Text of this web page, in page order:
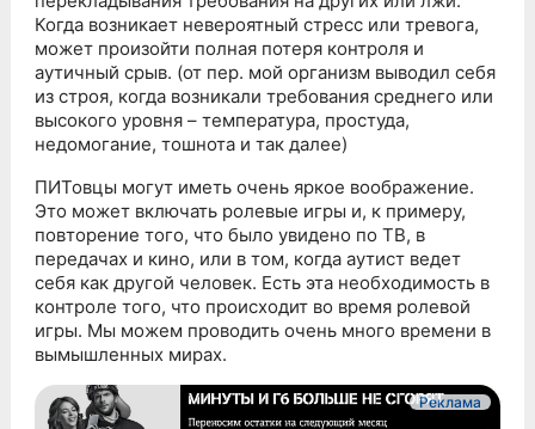
Когда возникает невероятный стресс или тревога,
может произойти полная потеря контроля и
аутичный срыв. (от пер. мой организм выводил себя
из строя, когда возникали требования среднего или
высокого уровня – температура, простуда,
недомогание, тошнота и так далее)
ПИТовцы могут иметь очень яркое воображение.
Это может включать ролевые игры и, к примеру,
повторение того, что было увидено по ТВ, в
передачах и кино, или в том, когда аутист ведет
себя как другой человек. Есть эта необходимость в
контроле того, что происходит во время ролевой
игры. Мы можем проводить очень много времени в
вымышленных мирах.
Реклама